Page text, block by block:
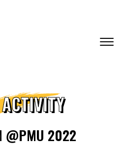
@PMU 2022